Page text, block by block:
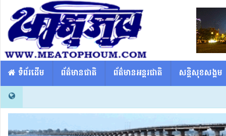
​​ ទំព័រដើម ព័ត៌មានជាតិ ព័ត៌មានអន្តរជាតិ សន្តិសុខសង្គម